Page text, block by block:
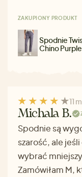
ZAKUPIONY PRODUKT
Spodnie
Chino Purple
11
Michala B.
Spodnie są
szarość, ale
wybrać
Zamówiłam M,